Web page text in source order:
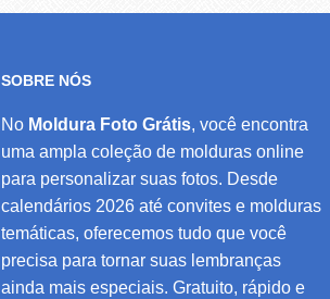
SOBRE NÓS
No Moldura Foto Grátis, você encontra
uma ampla coleção de molduras online
para personalizar suas fotos. Desde
calendários 2026 até convites e molduras
temáticas, oferecemos tudo que você
precisa para tornar suas lembranças
ainda mais especiais. Gratuito, rápido e